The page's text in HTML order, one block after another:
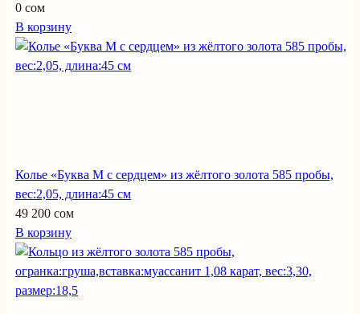
0 сом
В корзину
Колье «Буква М с сердцем» из жёлтого золота 585 пробы,
вес:2,05, длина:45 см
49 200 сом
В корзину